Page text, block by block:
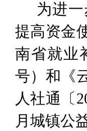
为进
提高资金
南省就业
号） 和《
人社通〔
月城镇公